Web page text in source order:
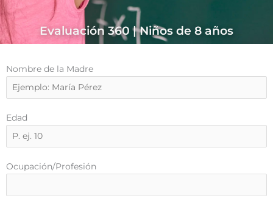
Evaluación 360 | Niños de 8 años
Nombre de la Madre
Edad
Ocupación/Profesión